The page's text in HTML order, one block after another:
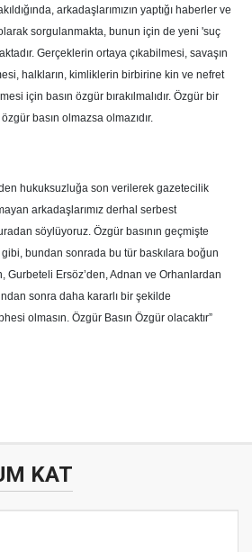
arkadaşlarımızın yaptığı haberler ve
sorgulanmakta, bunun için de yeni 'suç
Gerçeklerin ortaya çıkabilmesi, savaşın
halkların, kimliklerin birbirine kin ve nefret
için basın özgür bırakılmalıdır. Özgür bir
basın olmazsa olmazıdır.
hukuksuzluğa son verilerek gazetecilik
arkadaşlarımız derhal serbest
söylüyoruz. Özgür basının geçmişte
bundan sonrada bu tür baskılara boğun
Gurbeteli Ersöz’den, Adnan ve Orhanlardan
sonra daha kararlı bir şekilde
olmasın. Özgür Basın Özgür olacaktır”
KAT